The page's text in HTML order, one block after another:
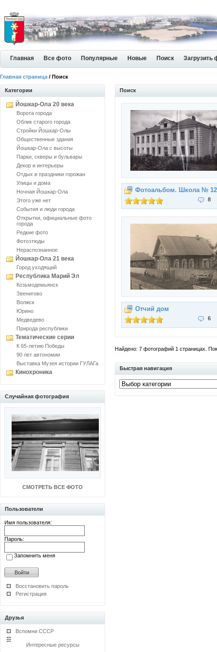
Главная Все фото Популярные Новые Поиск Загрузить
Главная страница / Поиск
Категории
Йошкар-Ола 20 века
Ворота города
Облик старого города
Стройки Йошкар-Олы
Общественные здания
Йошкар-Ола с высоты
Парки, скверы и бульвары
Декор и интерьеры
Отдых и праздники горожан
Улицы и дома
Ночная Йошкар-Ола
Этого уже нет
События и люди города
Открытки, официальные фото
города
Редкие фото
Фотоэтюды
Нераспознанное
Йошкар-Ола 21 века
Город уходящий
Республика Марий Эл
Козьмодемьянск
Звенигово
Волжск
Юрино
Медведево
Природа республики
Тематические серии
К 65-летию Победы
90 лет автономии
Выставка Музея истории ГУЛАГа
Кинохроника
Случайная фотография
СМОТРЕТЬ ВСЕ ФОТО
Пользователи
Имя пользователя:
Пароль:
Запомнить меня
Восстановить пароль
Регистрация
Друзья
Вспомни СССР
Интересные ресурсы
Поиск
Фотоальбом. Школа № 12
8
Отчий дом
6
Найдено: 7 фотографий 1 страницах.
Быстрая навигация